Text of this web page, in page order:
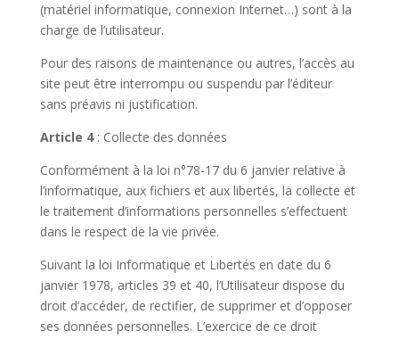
(matériel informatique, connexion Internet…) sont à la
charge de l’utilisateur.
Pour des raisons de maintenance ou autres, l’accès au
site peut être interrompu ou suspendu par l’éditeur
sans préavis ni justification.
Article 4: Collecte des données
Conformément à la loi n°78-17 du 6 janvier relative à
l’informatique, aux fichiers et aux libertés, la collecte et
le traitement d’informations personnelles s’effectuent
dans le respect de la vie privée.
Suivant la loi Informatique et Libertés en date du 6
janvier 1978, articles 39 et 40, l’Utilisateur dispose du
droit d’accéder, de rectifier, de supprimer et d’opposer
ses données personnelles. L’exercice de ce droit